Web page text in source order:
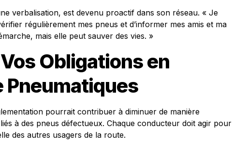
verbalisation, est devenu proactif dans son réseau. « Je
régulièrement mes pneus et d’informer mes amis et ma
mais elle peut sauver des vies. »
Obligations en
Pneumatiques
pourrait contribuer à diminuer de manière
à des pneus défectueux. Chaque conducteur doit agir pour
des autres usagers de la route.